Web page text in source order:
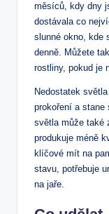
měsíců, kdy⁢ dny
dostávala co
slunné okno, kde
denně. Můžete
rostliny, pokud je
Nedostatek
⁤prokoření a stane
světla může také
produkuje ​méně
klíčové mít na
stavu, potřebuje
na jaře.